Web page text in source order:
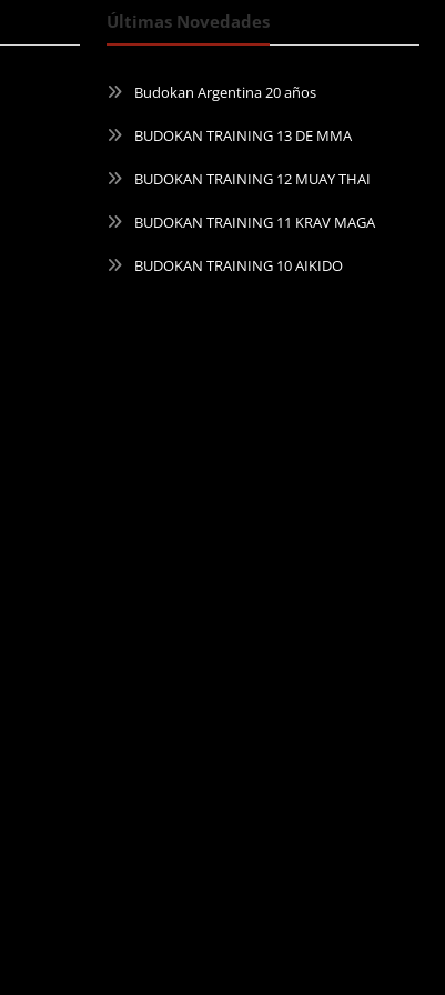
Últimas Novedades
Budokan Argentina 20 años
BUDOKAN TRAINING 13 DE MMA
BUDOKAN TRAINING 12 MUAY THAI
BUDOKAN TRAINING 11 KRAV MAGA
BUDOKAN TRAINING 10 AIKIDO